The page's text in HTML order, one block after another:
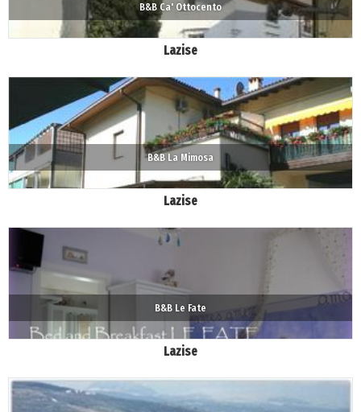
B&B Ca' Ottocento
Lazise
B&B La Mimosa
Lazise
B&B Le Fate
Lazise